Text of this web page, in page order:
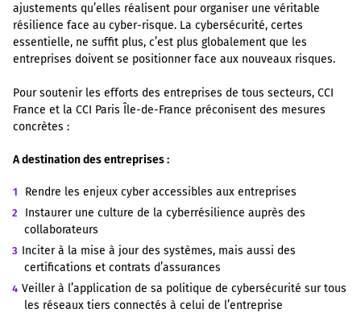
ajustements qu’elles réalisent pour organiser une véritable
résilience face au cyber-risque. La cybersécurité, certes
essentielle, ne suffit plus, c’est plus globalement que les
entreprises doivent se positionner face aux nouveaux risques.
Pour soutenir les efforts des entreprises de tous secteurs, CCI
France et la CCI Paris Île-de-France préconisent des mesures
concrètes :
A destination des entreprises :
Rendre les enjeux cyber accessibles aux entreprises
Instaurer une culture de la cyberrésilience auprès des
collaborateurs
Inciter à la mise à jour des systèmes, mais aussi des
certifications et contrats d’assurances
Veiller à l’application de sa politique de cybersécurité sur tous
les réseaux tiers connectés à celui de l’entreprise